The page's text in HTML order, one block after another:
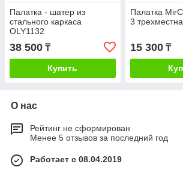
Палатка - шатер из
стального каркаса
OLY1132
38 500 ₸
Купить
Палатка
3
15 300₸
О нас
Рейтинг не сформирован
Менее 5 отзывов за последний год
Работает с 08.04.2019